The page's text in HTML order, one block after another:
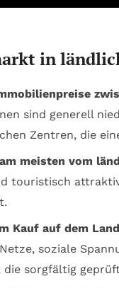
in
sind generell
Zentren, die
meisten vom
touristisch
Kauf auf dem
soziale
die sorgfältig